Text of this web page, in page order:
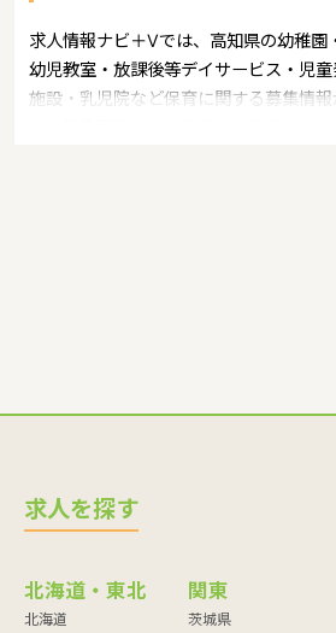
求人情報ナビ＋Vでは、高知県の幼稚園
幼児教室・放課後等デイサービス・児
施設・乳児院など保育に関する募集情
求人を探す
北海道・東北
北海道
関東
茨城県